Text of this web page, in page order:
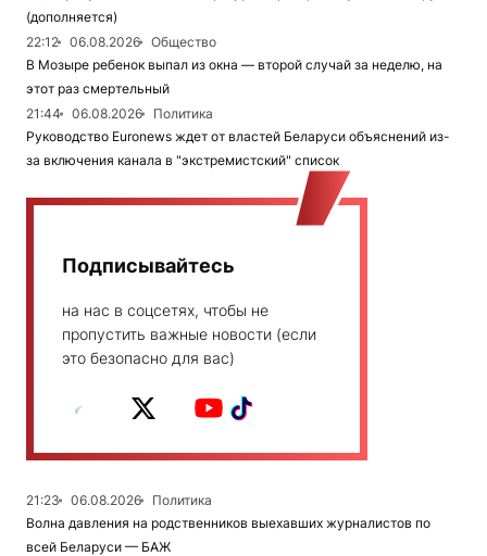
(дополняется)
22:12
06.08.2026
Общество
В Мозыре ребенок выпал из окна — второй случай за неделю, на
этот раз смертельный
21:44
06.08.2026
Политика
Руководство Euronews ждет от властей Беларуси объяснений из-
за включения канала в "экстремистский" список
Подписывайтесь
на нас в соцсетях, чтобы не
пропустить важные новости (если
это безопасно для вас)
21:23 06.08.2026
Политика
Волна давления на родственников выехавших журналистов по
всей Беларуси — БАЖ